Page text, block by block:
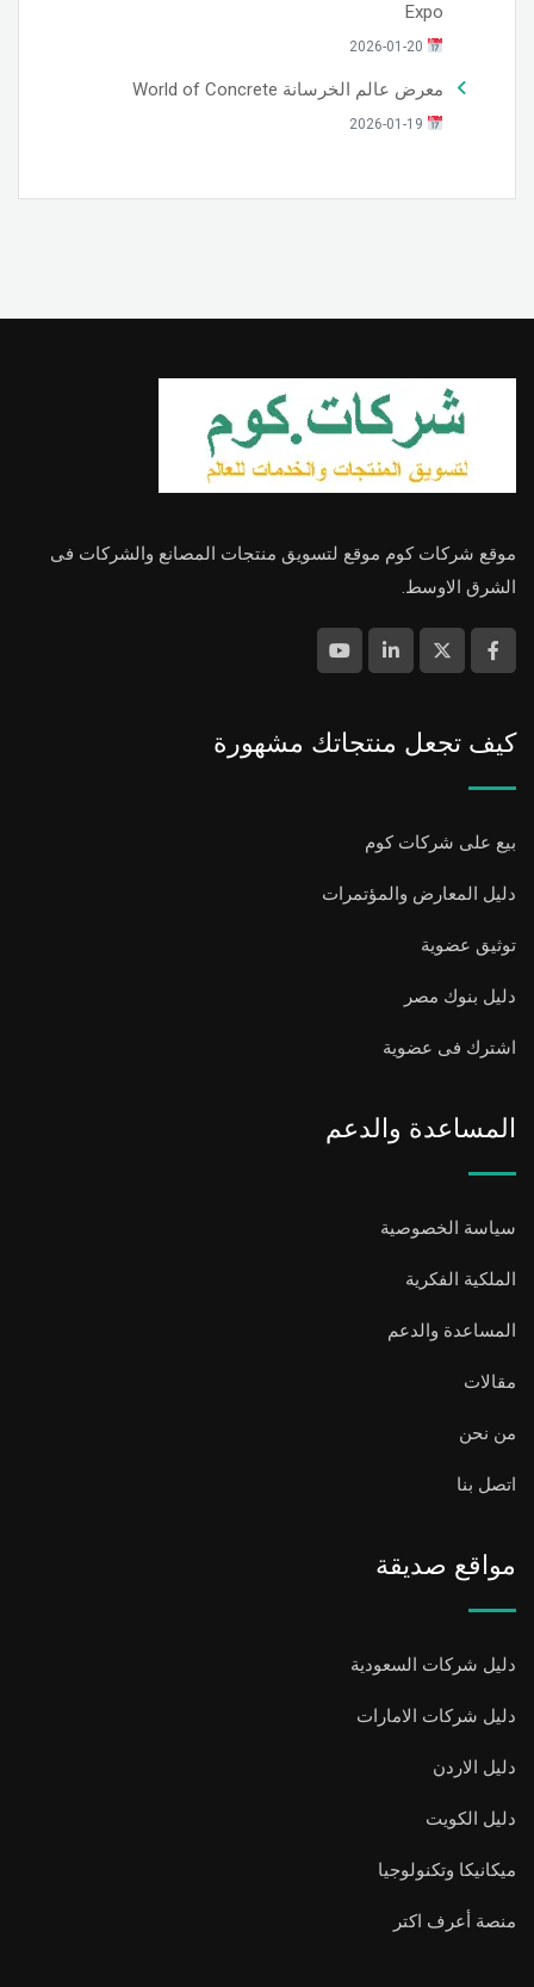
Expo
معرض عالم الخرسانة World of Concrete
موقع شركات كوم موقع لتسويق منتجات المصانع والشركات فى
الشرق الاوسط.
كيف تجعل منتجاتك مشهورة
بيع على شركات كوم
دليل المعارض والمؤتمرات
توثيق عضوية
دليل بنوك مصر
اشترك فى عضوية
المساعدة والدعم
سياسة الخصوصية
الملكية الفكرية
المساعدة والدعم
مقالات
من نحن
اتصل بنا
مواقع صديقة
دليل شركات السعودية
دليل شركات الامارات
دليل الاردن
دليل الكويت
ميكانيكا وتكنولوجيا
منصة أعرف اكتر